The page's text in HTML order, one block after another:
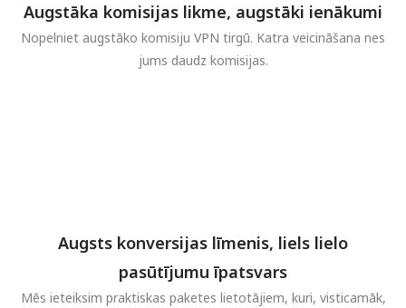
Augstāka komisijas likme, augstāki ienākumi
Nopelniet augstāko komisiju VPN tirgū. Katra veicināšana nes
jums daudz komisijas.
Augsts konversijas līmenis, liels lielo
pasūtījumu īpatsvars
Mēs ieteiksim praktiskas paketes lietotājiem, kuri, visticamāk,